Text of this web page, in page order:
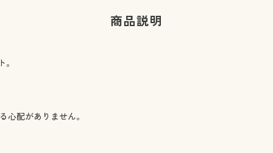
商品説明
心配がありません。